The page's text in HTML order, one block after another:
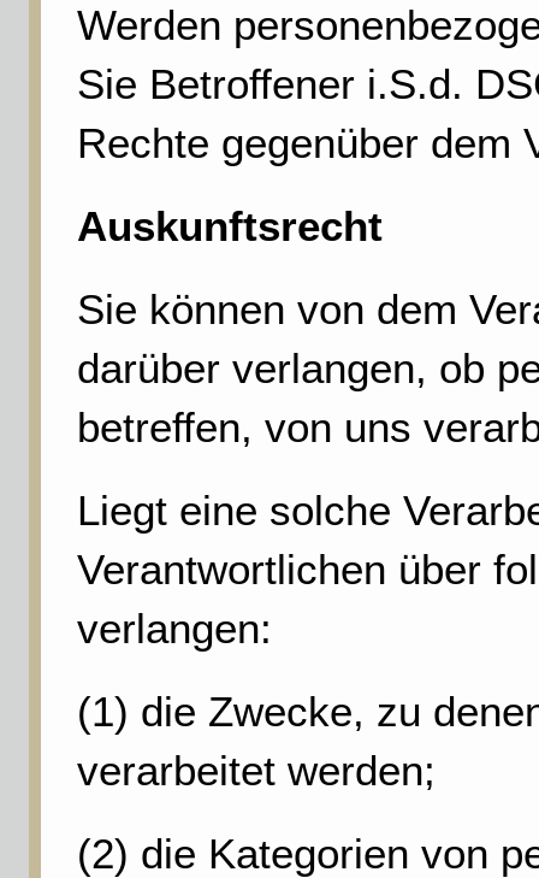
Werden
Sie Betroffener i.S.d.
Rechte gegenüber dem
Auskunftsrecht
Sie können von dem
darüber verlangen, ob
betreffen, von uns
Liegt eine solche
Verantwortlichen über
verlangen:
(1) die Zwecke, zu
verarbeitet werden;
(2) die Kategorien von